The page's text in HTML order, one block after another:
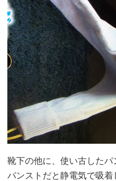
靴下の他に、使い古したパ
パンストだと静電気で吸